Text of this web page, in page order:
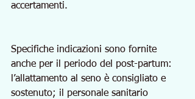
accertamenti.
Specifiche indicazioni sono fornite
anche per il periodo del post-partum:
l’allattamento al seno è consigliato e
sostenuto; il personale sanitario